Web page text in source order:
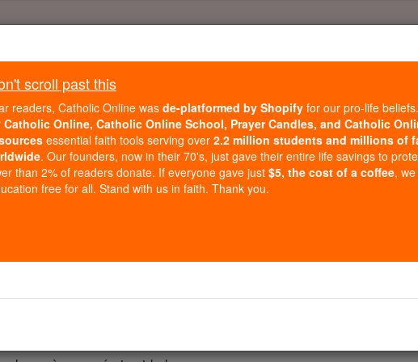
Daily Reading for Thursday, October ...
of the Rosary
Lucas - Capítulo 2
momento de César Augusto publicou um decreto que um censo
scroll past this
readers, Catholic Online was de-platformed by Shopify for our pro-life
Catholic Online, Catholic Online School, Prayer Candles, and Catholic
essential faith tools serving over 2.2 million students and millions of
. Our founders, now in their 70's, just gave their entire life savings to
than 2% of readers donate. If everyone gave just $5, the cost of a coffee,
free for all. Stand with us in faith. Thank you.